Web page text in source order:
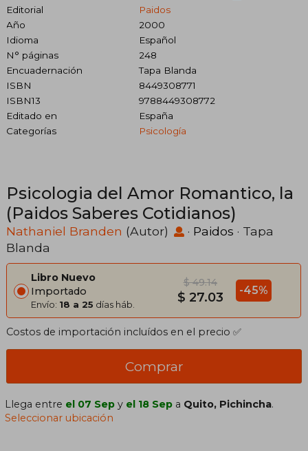
Editorial
Paidos
Año
2000
Idioma
Español
N° páginas
248
Encuadernación
Tapa Blanda
ISBN
8449308771
ISBN13
9788449308772
Editado en
España
Categorías
Psicología
Psicologia del Amor Romantico, la
(Paidos Saberes Cotidianos)
Nathaniel Branden (Autor) · Paidos · Tapa
Blanda
Libro Nuevo
Importado
Envío: 18 a 25 días háb.
$ 49.14
$ 27.03 -45%
Costos de importación incluídos en el precio ✅
Comprar
Llega entre el 07 Sep y el 18 Sep a Quito, Pichincha.
Seleccionar ubicación